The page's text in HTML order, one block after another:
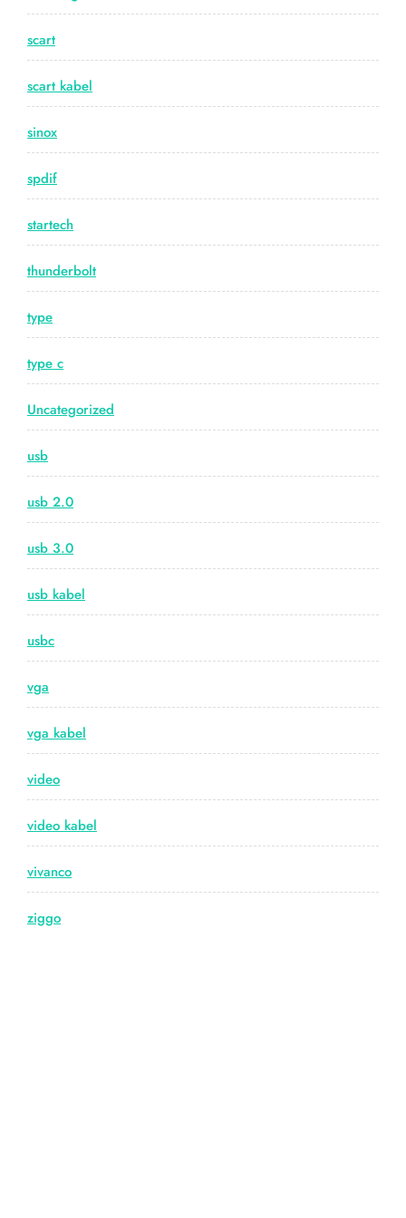
scart
scart kabel
sinox
spdif
startech
thunderbolt
type
type c
Uncategorized
usb
usb 2.0
usb 3.0
usb kabel
usbc
vga
vga kabel
video
video kabel
vivanco
ziggo